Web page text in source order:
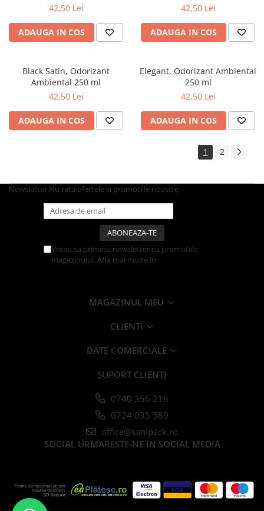
Articole din XPS
Caserole
Articole pentru Cofetarii si
Gelaterii
Cupe Desert
Cupe Inghetata
Discuri Tort
Forme de Copt
Platforme Tort
Articole Termo-Sudare
Manusi de Unica Folosinta
Saci Carmangerie
42,50 Lei
ADAUGA IN COS
42,50 Lei
ADAUGA IN COS
Black Satin, Odorizant
Ambiental 250 ml
42,50 Lei
ADAUGA IN COS
Elegant, Odorizant Ambiental
250 ml
42,50 Lei
ADAUGA IN COS
1 2
Newsletter Nu rata ofertele si promotiile noastre
Vreau sa primesc newsletter cu promotiile
magazinului. Afla mai multe in
MAGAZINUL MEU
CLIENTI
DATE COMERCIALE
SUPORT CLIENTI
0740 356 218
0724 035 589
office@sanipack.ro
SOCIAL URMARESTE-NE IN SOCIAL MEDIA